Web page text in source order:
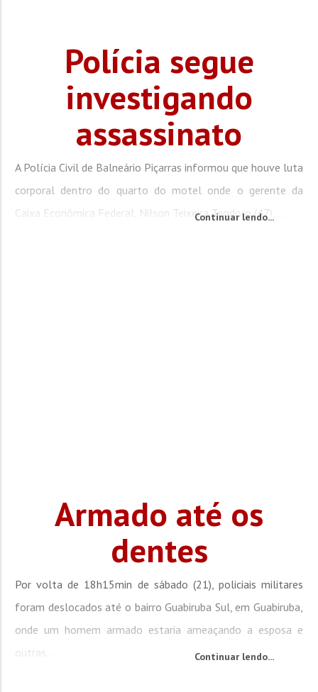
Polícia segue
investigando
assassinato
A Polícia Civil de Balneário Piçarras informou que houve luta
corporal dentro do quarto do motel onde o gerente da
Caixa Econômica Federal, Nilson Teixeira Teodoro (47),...
Continuar lendo...
Armado até os
dentes
Por volta de 18h15min de sábado (21), policiais militares
foram deslocados até o bairro Guabiruba Sul, em Guabiruba,
onde um homem armado estaria ameaçando a esposa e
outras...
Continuar lendo...